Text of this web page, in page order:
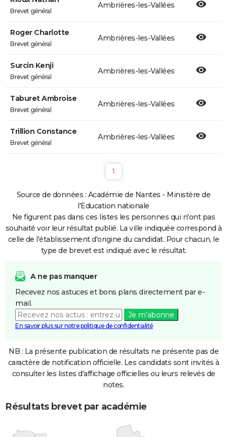
Brevet général
Ambrières-les-Vallées
Roger Charlotte
Brevet général
Ambrières-les-Vallées
Surcin Kenji
Brevet général
Ambrières-les-Vallées
Taburet Ambroise
Brevet général
Ambrières-les-Vallées
Trillion Constance
Brevet général
Ambrières-les-Vallées
1
Source de données : Académie de Nantes - Ministère de
l'Education nationale
Ne figurent pas dans ces listes les personnes qui n'ont pas
souhaité voir leur résultat publié. La ville indiquée correspond à
celle de l'établissement d'origine du candidat. Pour chacun, le
type de brevet est indiqué avec le résultat.
A ne pas manquer
Recevez nos astuces et bons plans directement par e-
mail.
Je m'abonne
En savoir plus sur notre politique de confidentialité
NB : La présente publication de résultats ne présente pas de
caractère de notification officielle. Les candidats sont invités à
consulter les listes d'affichage officielles ou leurs relevés de
notes.
Résultats brevet par académie